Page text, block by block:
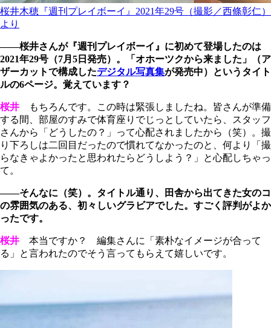
桜井木穂『週刊プレイボーイ』2021年29号（撮影／西條彰仁）
より
――桜井さんが『週刊プレイボーイ』に初めて登場したのは
2021年29号（7月5日発売）。「オホーツクから来ました」（ア
ザーカットで構成したデジタル写真集が発売中）というタイト
ルの6ページ。覚えています？
桜井 もちろんです。この時は緊張しましたね。皆さんが準備
する間、部屋のすみで体育座りでじっとしていたら、スタッフ
さんから「どうしたの？」って心配されましたから（笑）。撮
り下ろしは二回目だったので慣れてなかったのと、何より「撮
らなきゃよかったと思われたらどうしよう？」と心配しちゃっ
て。
――そんなに（笑）。タイトル通り、田舎から出てきた女のコ
の雰囲気のある、初々しいグラビアでした。すごく評判がよか
ったです。
桜井 本当ですか？ 編集さんに「素朴なイメージが合って
る」と言われたのでそう言ってもらえて嬉しいです。